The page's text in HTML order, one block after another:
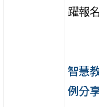
躍報
智慧
例分